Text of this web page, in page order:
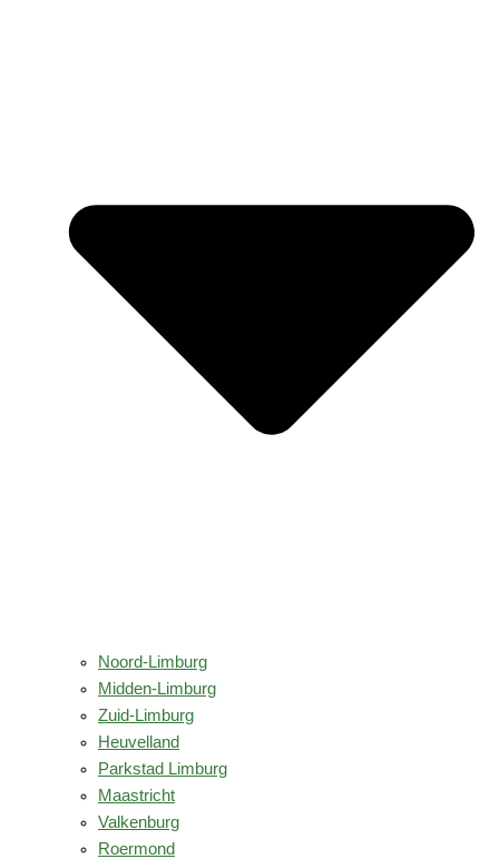
Noord-Limburg
Midden-Limburg
Zuid-Limburg
Heuvelland
Parkstad Limburg
Maastricht
Valkenburg
Roermond